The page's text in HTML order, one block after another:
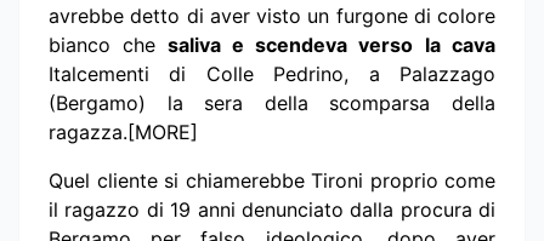
avrebbe detto di aver visto un furgone di colore
bianco che saliva e scendeva verso la cava
Italcementi di Colle Pedrino, a Palazzago
(Bergamo) la sera della scomparsa della
ragazza.[MORE]
Quel cliente si chiamerebbe Tironi proprio come
il ragazzo di 19 anni denunciato dalla procura di